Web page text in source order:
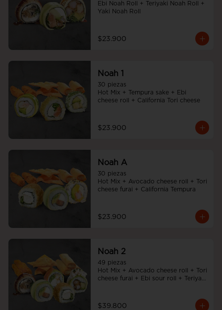
Ebi Noah Roll + Teriyaki Noah Roll +
Yaki Noah Roll
$23.900
Noah 1
30 piezas
Hot Mix + Tempura sake + Ebi
cheese roll + California Tori cheese
$23.900
Noah A
30 piezas
Hot Mix + Avocado cheese roll + Tori
cheese furai + California Tempura
$23.900
Noah 2
49 piezas
Hot Mix + Avocado cheese roll + Tori
cheese furai + Ebi sour roll + Teriyaki
$39.800